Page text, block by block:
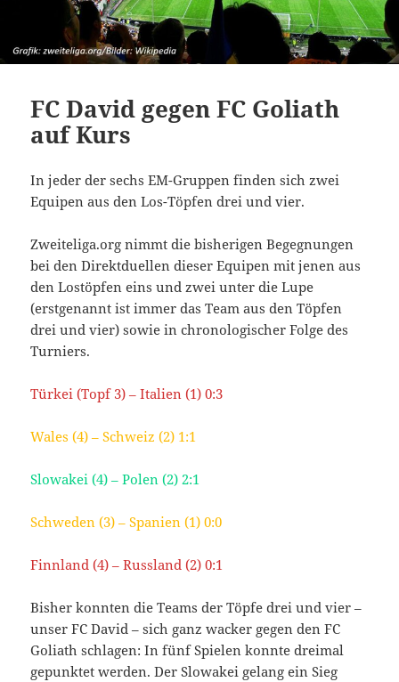
FC David gegen FC Goliath
auf Kurs
In jeder der sechs EM-Gruppen finden sich zwei
Equipen aus den Los-Töpfen drei und vier.
Zweiteliga.org nimmt die bisherigen Begegnungen
bei den Direktduellen dieser Equipen mit jenen aus
den Lostöpfen eins und zwei unter die Lupe
(erstgenannt ist immer das Team aus den Töpfen
drei und vier) sowie in chronologischer Folge des
Turniers.
Türkei (Topf 3) – Italien (1) 0:3
Wales (4) – Schweiz (2) 1:1
Slowakei (4) – Polen (2) 2:1
Schweden (3) – Spanien (1) 0:0
Finnland (4) – Russland (2) 0:1
Bisher konnten die Teams der Töpfe drei und vier –
unser FC David – sich ganz wacker gegen den FC
Goliath schlagen: In fünf Spielen konnte dreimal
gepunktet werden. Der Slowakei gelang ein Sieg